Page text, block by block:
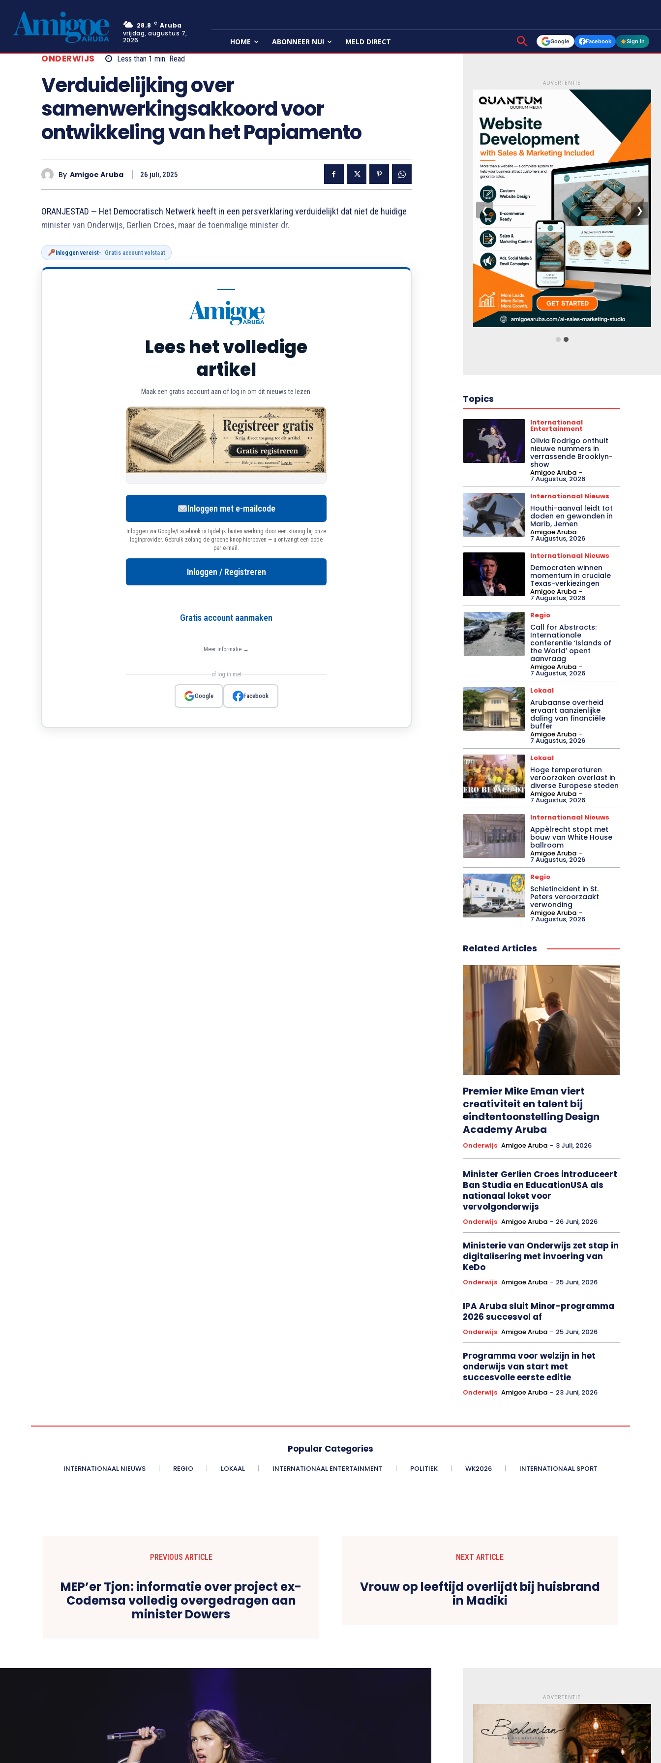
28.8 C Aruba
vrijdag, augustus 7,
2026
HOME ABONNEER NU! MELD DIRECT Google Facebook Sign in
ONDERWIJS Less than 1 min. Read
Verduidelijking over
samenwerkingsakkoord voor
ontwikkeling van het Papiamento
By Amigoe Aruba 26 juli, 2025
ORANJESTAD — Het Democratisch Netwerk heeft in een persverklaring verduidelijkt dat niet de huidige
minister van Onderwijs, Gerlien Croes, maar de toenmalige minister dr.
Inloggen vereist Gratis account volstaat
Lees het volledige
artikel
Maak een gratis account aan of log in om dit nieuws te lezen.
Inloggen met e-mailcode
Inloggen via Google/Facebook is tijdelijk buiten werking door een storing bij onze
loginprovider. Gebruik zolang de groene knop hierboven — u ontvangt een code
per e-mail.
Inloggen / Registreren
Gratis account aanmaken
Meer informatie →
of log in met
Google Facebook
ADVERTENTIE
❮ ❯
Topics
Internationaal
Entertainment
Olivia Rodrigo onthult
nieuwe nummers in
verrassende Brooklyn-
show
Amigoe Aruba -
7 Augustus, 2026
Internationaal Nieuws
Houthi-aanval leidt tot
doden en gewonden in
Marib, Jemen
Amigoe Aruba -
7 Augustus, 2026
Internationaal Nieuws
Democraten winnen
momentum in cruciale
Texas-verkiezingen
Amigoe Aruba -
7 Augustus, 2026
Regio
Call for Abstracts:
Internationale
conferentie ‘Islands of
the World’ opent
aanvraag
Amigoe Aruba -
7 Augustus, 2026
Lokaal
Arubaanse overheid
ervaart aanzienlijke
daling van financiële
buffer
Amigoe Aruba -
7 Augustus, 2026
Lokaal
Hoge temperaturen
veroorzaken overlast in
diverse Europese steden
Amigoe Aruba -
7 Augustus, 2026
Internationaal Nieuws
Appèlrecht stopt met
bouw van White House
ballroom
Amigoe Aruba -
7 Augustus, 2026
Regio
Schietincident in St.
Peters veroorzaakt
verwonding
Amigoe Aruba -
7 Augustus, 2026
Related Articles
Premier Mike Eman viert
creativiteit en talent bij
eindtentoonstelling Design
Academy Aruba
Onderwijs Amigoe Aruba - 3 Juli, 2026
Minister Gerlien Croes introduceert
Ban Studia en EducationUSA als
nationaal loket voor
vervolgonderwijs
Onderwijs Amigoe Aruba - 26 Juni, 2026
Ministerie van Onderwijs zet stap in
digitalisering met invoering van
KeDo
Onderwijs Amigoe Aruba - 25 Juni, 2026
IPA Aruba sluit Minor-programma
2026 succesvol af
Onderwijs Amigoe Aruba - 25 Juni, 2026
Programma voor welzijn in het
onderwijs van start met
succesvolle eerste editie
Onderwijs Amigoe Aruba - 23 Juni, 2026
Popular Categories
INTERNATIONAAL NIEUWS REGIO LOKAAL INTERNATIONAAL ENTERTAINMENT POLITIEK WK2026 INTERNATIONAAL SPORT
PREVIOUS ARTICLE
MEP’er Tjon: informatie over project ex-
Codemsa volledig overgedragen aan
minister Dowers
NEXT ARTICLE
Vrouw op leeftijd overlijdt bij huisbrand
in Madiki